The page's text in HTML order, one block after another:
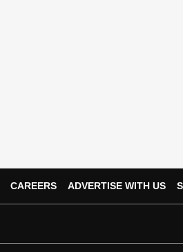
CAREERS ADVERTISE WITH US